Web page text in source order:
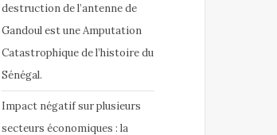
destruction de l’antenne de
Gandoul est une Amputation
Catastrophique de l’histoire du
Sénégal.
Impact négatif sur plusieurs
secteurs économiques : la